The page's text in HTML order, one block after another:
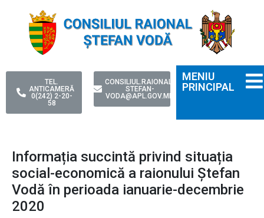
TEL.
ANTICAMERĂ
0(242) 2-20-
58
CONSILIUL.RAIONAL-
STEFAN-
VODA@APL.GOV.MD
MENIU
PRINCIPAL
Informația succintă privind situația
social-economică a raionului Ștefan
Vodă în perioada ianuarie-decembrie
2020